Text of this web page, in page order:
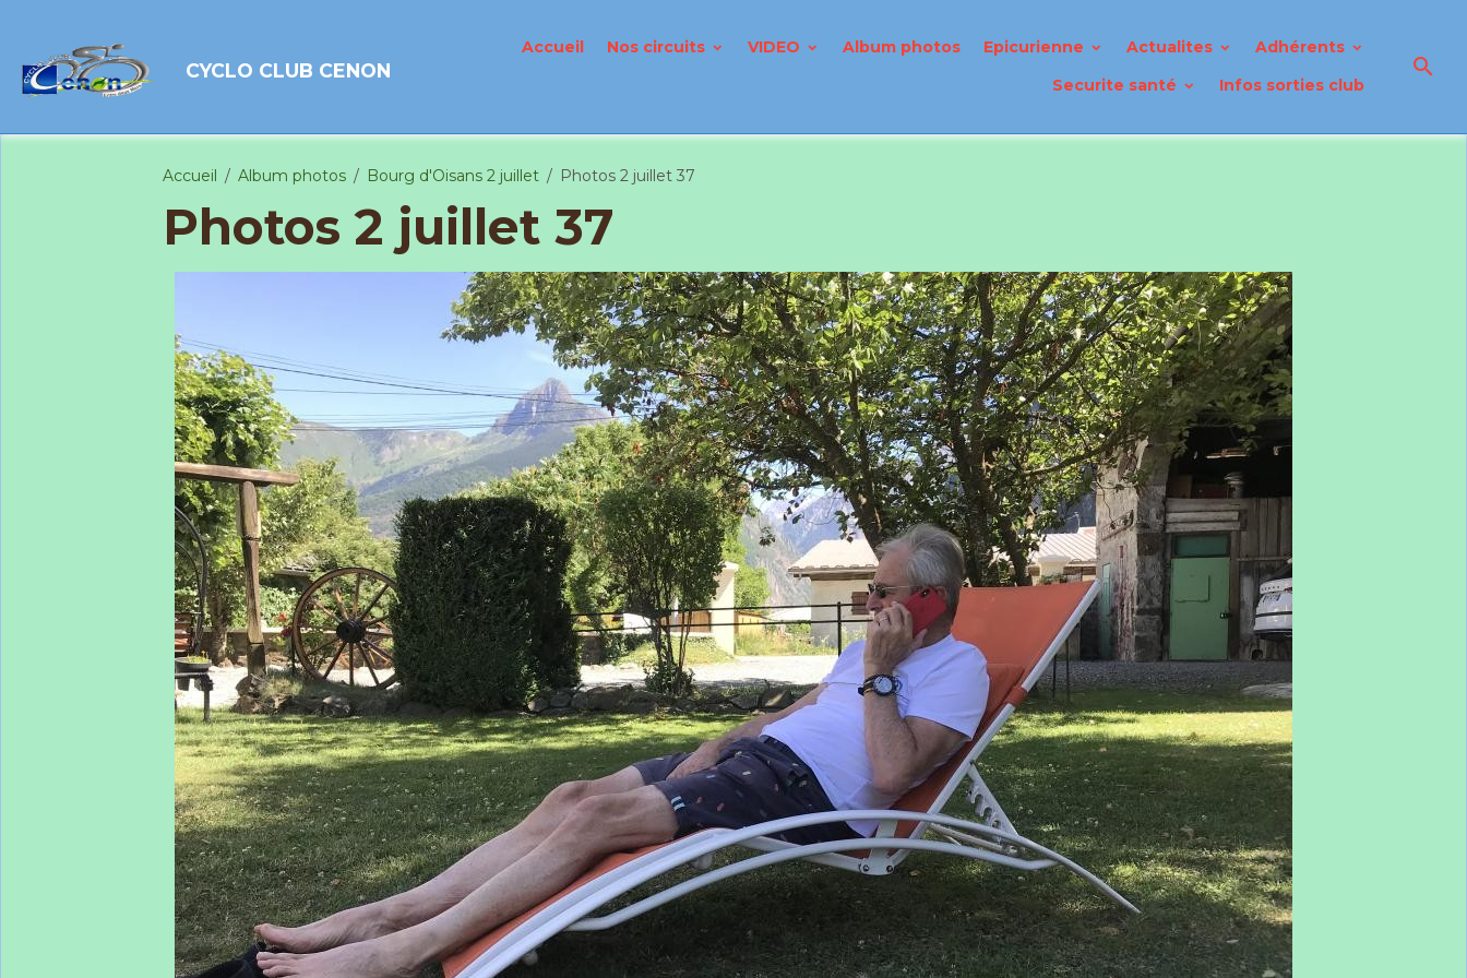
CYCLO CLUB CENON
Accueil Nos circuits VIDEO Album photos Epicurienne Actualites
Adhérents
Securite santé
Infos sorties club
Accueil Album photos Bourg d'Oisans 2 juillet Photos 2 juillet 37
Photos 2 juillet 37